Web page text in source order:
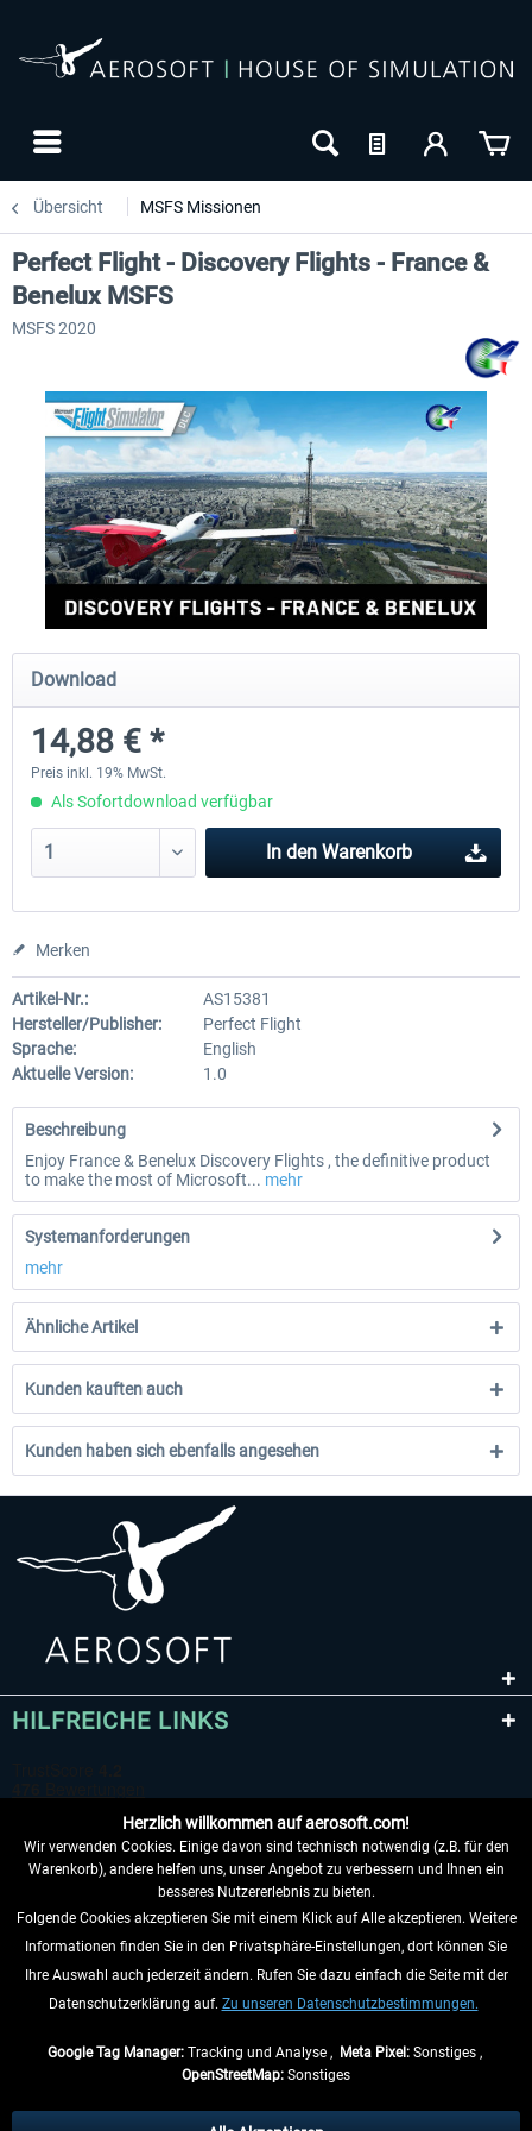
Übersicht MSFS Missionen
Perfect Flight - Flying Germany MSFS
Perfect Flight - FS Explorer -
Italy MSFS
Perfect Flight - Discovery Flights - France &
Benelux MSFS
MSFS 2020
Download
14,88 € *
Preis inkl. 19% MwSt.
Als Sofortdownload verfügbar
In den Warenkorb
Merken
Artikel-Nr.:
AS15381
Hersteller/Publisher:
Perfect Flight
Sprache:
English
Aktuelle Version:
1.0
Beschreibung
Enjoy France & Benelux Discovery Flights , the definitive product
to make the most of Microsoft... mehr
Systemanforderungen
mehr
Ähnliche Artikel
Kunden kauften auch
Kunden haben sich ebenfalls angesehen
HILFREICHE LINKS
VERTRAG WIDERRUFEN
INFORMATIONEN
Herzlich willkommen auf aerosoft.com!
Wir verwenden Cookies. Einige davon sind technisch notwendig (z.B. für den
Warenkorb), andere helfen uns, unser Angebot zu verbessern und Ihnen ein
besseres Nutzererlebnis zu bieten.
Folgende Cookies akzeptieren Sie mit einem Klick auf Alle akzeptieren. Weitere
Informationen finden Sie in den Privatsphäre-Einstellungen, dort können Sie
Ihre Auswahl auch jederzeit ändern. Rufen Sie dazu einfach die Seite mit der
Datenschutzerklärung auf. Zu unseren Datenschutzbestimmungen.
Google Tag Manager:Tracking und Analyse , Meta Pixel:Sonstiges ,
OpenStreetMap: Sonstiges